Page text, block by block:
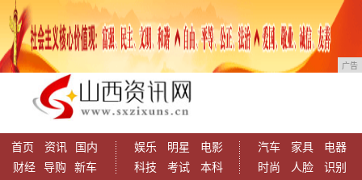
广告
首页 资讯
国内
财经
导购 新车
娱乐 明星
电影
科技
考试 本科
汽车 家具
电器
时尚
人脸 识别